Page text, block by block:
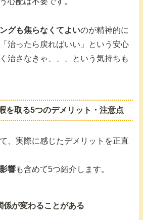
グも焦らなくてよいのが精神的に
治ったら戻ればいい」という安心
治さなきゃ、、、という気持ちも
を取る5つのデメリット・注意点
、実際に感じたデメリットを正直
響も含めて5つ紹介します。
が変わることがある